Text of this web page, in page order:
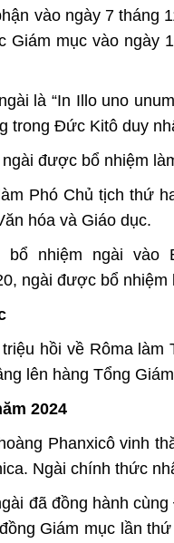
vào ngày 7 tháng
Giám mục vào ngày
là “In Illo uno
trong Đức Kitô duy
được bổ nhiệm
Phó Chủ tịch thứ
hóa và Giáo dục.
bổ nhiệm ngài
ngài được bổ
hồi về Rôma
lên hàng Tổng
2024
Phanxicô vinh
Ngài chính thức
đã đồng hành
Giám mục lần